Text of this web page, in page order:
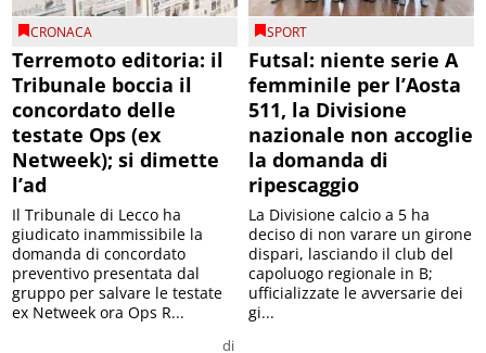
CRONACA
Terremoto editoria: il
Tribunale boccia il
concordato delle
testate Ops (ex
Netweek); si dimette
l’ad
di
Il Tribunale di Lecco ha
giudicato inammissibile la
domanda di concordato
preventivo presentata dal
gruppo per salvare le testate
ex Netweek ora Ops R...
SPORT
Futsal: niente serie A
femminile per l’Aosta
511, la Divisione
nazionale non accoglie
la domanda di
ripescaggio
La Divisione calcio a 5 ha
deciso di non varare un girone
dispari, lasciando il club del
capoluogo regionale in B;
ufficializzate le avversarie dei
gi...